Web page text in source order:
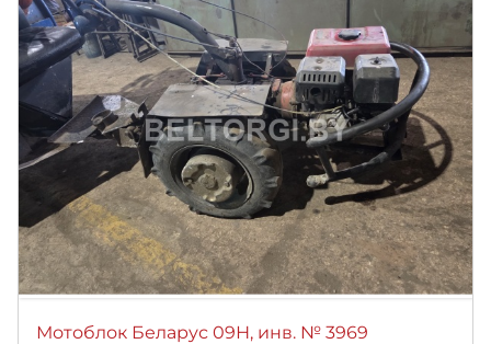
Мотоблок Беларус 09Н, инв. № 3969